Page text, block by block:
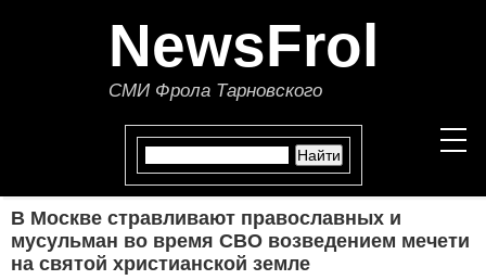
NewsFrol
СМИ Фрола Тарновского
НОВОСТИ
В Москве стравливают православных и
мусульман во время СВО возведением мечети
на святой христианской земле